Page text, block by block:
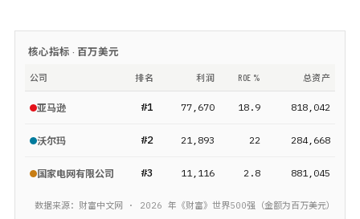
核心指标 · 百万美元
公司 排名 利润 ROE % 总资产
亚马逊 #1 77,670 18.9 818,042
沃尔玛 #2 21,893 22 284,668
国家电网有限公司 #3 11,116 2.8 881,045
数据来源：财富中文网 · 2026 年《财富》 世界500强 （金额为百万美元）